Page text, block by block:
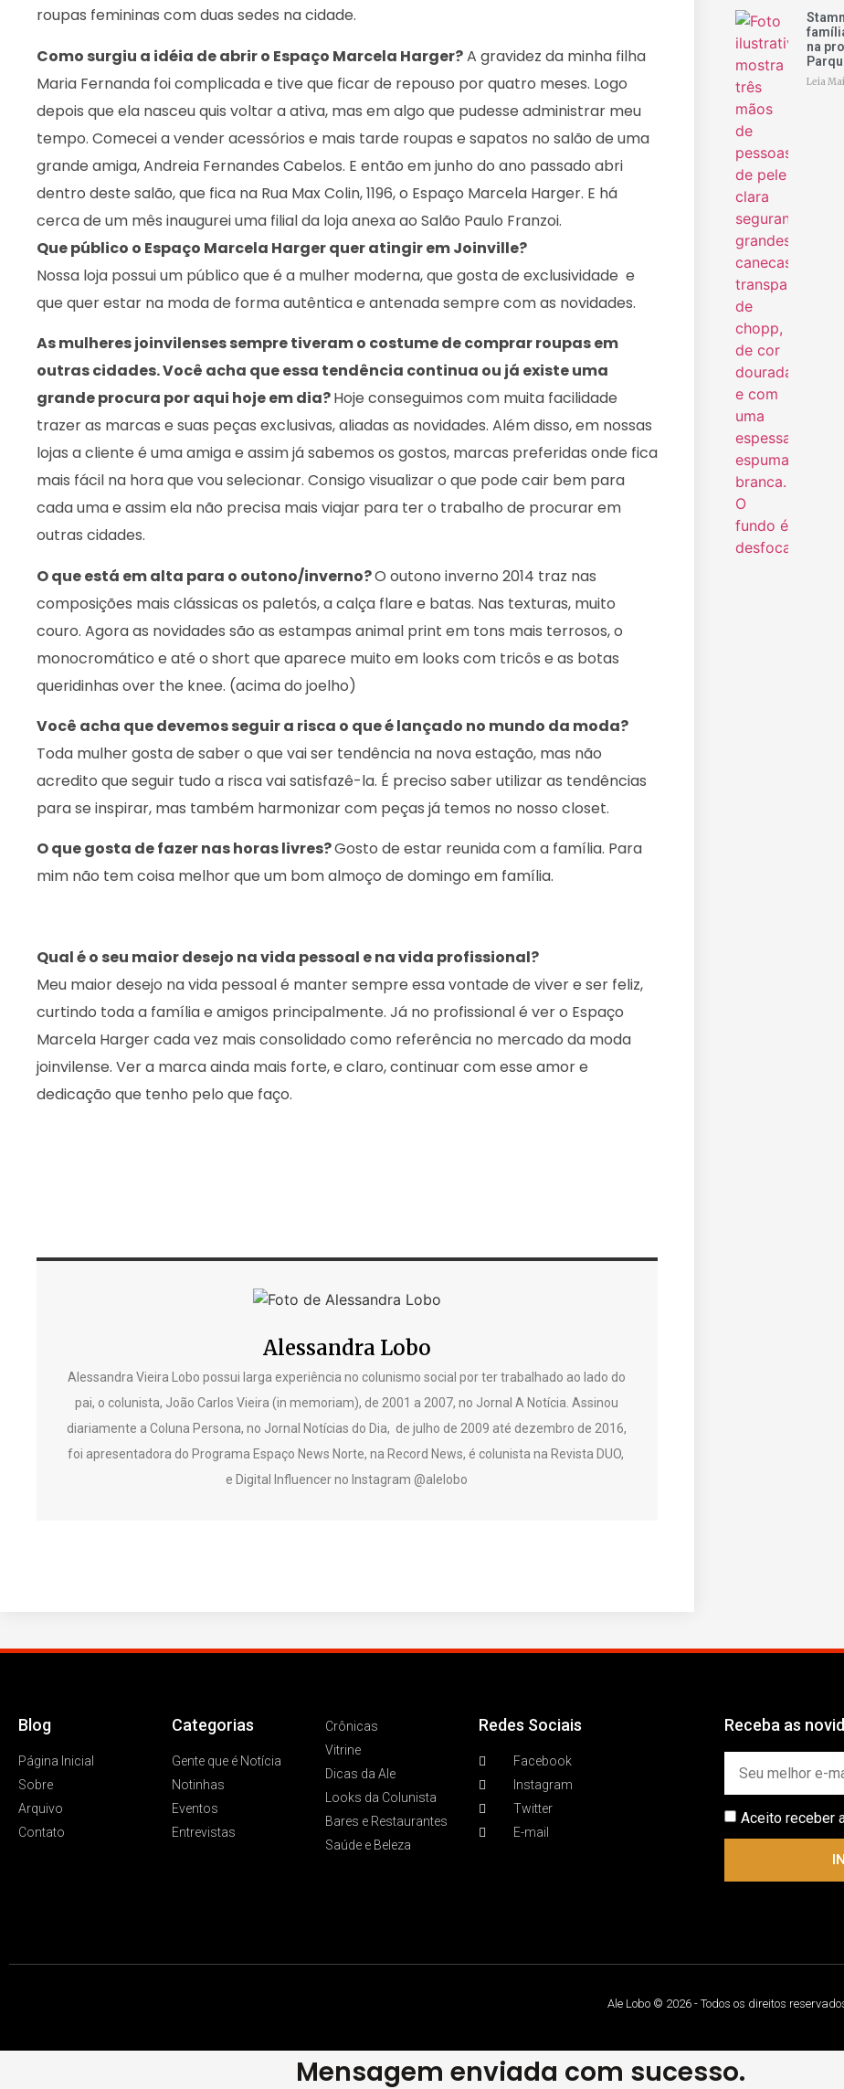
roupas femininas com duas sedes na cidade.
Como surgiu a idéia de abrir o Espaço Marcela Harger?A gravidez da minha filha
Maria Fernanda foi complicada e tive que ficar de repouso por quatro meses. Logo
depois que ela nasceu quis voltar a ativa, mas em algo que pudesse administrar meu
tempo. Comecei a vender acessórios e mais tarde roupas e sapatos no salão de uma
grande amiga, Andreia Fernandes Cabelos. E então em junho do ano passado abri
dentro deste salão, que fica na Rua Max Colin, 1196, o Espaço Marcela Harger. E há
cerca de um mês inaugurei uma filial da loja anexa ao Salão Paulo Franzoi.
Que público o Espaço Marcela Harger quer atingir em Joinville?
Nossa loja possui um público que é a mulher moderna, que gosta de exclusividade e
que quer estar na moda de forma autêntica e antenada sempre com as novidades.
As mulheres joinvilenses sempre tiveram o costume de comprar roupas em
outras cidades. Você acha que essa tendência continua ou já existe uma
grande procura por aqui hoje em dia?Hoje conseguimos com muita facilidade
trazer as marcas e suas peças exclusivas, aliadas as novidades. Além disso, em nossas
lojas a cliente é uma amiga e assim já sabemos os gostos, marcas preferidas onde fica
mais fácil na hora que vou selecionar. Consigo visualizar o que pode cair bem para
cada uma e assim ela não precisa mais viajar para ter o trabalho de procurar em
outras cidades.
O que está em alta para o outono/inverno?O outono inverno 2014 traz nas
composições mais clássicas os paletós, a calça flare e batas. Nas texturas, muito
couro. Agora as novidades são as estampas animal print em tons mais terrosos, o
monocromático e até o short que aparece muito em looks com tricôs e as botas
queridinhas over the knee. (acima do joelho)
Você acha que devemos seguir a risca o que é lançado no mundo da moda?
Toda mulher gosta de saber o que vai ser tendência na nova estação, mas não
acredito que seguir tudo a risca vai satisfazê-la. É preciso saber utilizar as tendências
para se inspirar, mas também harmonizar com peças já temos no nosso closet.
O que gosta de fazer nas horas livres?Gosto de estar reunida com a família. Para
mim não tem coisa melhor que um bom almoço de domingo em família.
Qual é o seu maior desejo na vida pessoal e na vida profissional?
Meu maior desejo na vida pessoal é manter sempre essa vontade de viver e ser feliz,
curtindo toda a família e amigos principalmente. Já no profissional é ver o Espaço
Marcela Harger cada vez mais consolidado como referência no mercado da moda
joinvilense. Ver a marca ainda mais forte, e claro, continuar com esse amor e
dedicação que tenho pelo que faço.
Alessandra Lobo
Alessandra Vieira Lobo possui larga experiência no colunismo social por ter trabalhado ao lado do
pai, o colunista, João Carlos Vieira (in memoriam), de 2001 a 2007, no Jornal A Notícia. Assinou
diariamente a Coluna Persona, no Jornal Notícias do Dia, de julho de 2009 até dezembro de 2016,
foi apresentadora do Programa Espaço News Norte, na Record News, é colunista na Revista DUO,
e Digital Influencer no Instagram @alelobo
na
Leia
Blog
Página Inicial
Sobre
Arquivo
Contato
Categorias
Gente que é Notícia
Notinhas
Eventos
Entrevistas
Crônicas
Vitrine
Dicas da Ale
Looks da Colunista
Bares e Restaurantes
Saúde e Beleza
Redes Sociais
Facebook
Instagram
Twitter
E-mail
Receba as
Aceito receber
Ale Lobo © 2026 - Todos os direitos
Mensagem enviada com sucesso.